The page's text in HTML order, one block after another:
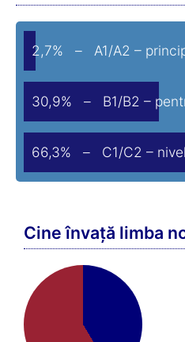
2,7% – A1/A2 –
30,9% – B1/B2 –
66,3% – C1/C2 –
Cine învață limba